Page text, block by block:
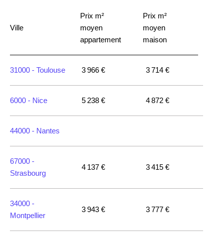
Ville
Prix m²
moyen
appartement
Prix m²
moyen
maison
31000 - Toulouse 3 966 € 3 714 €
6000 - Nice 5 238 € 4 872 €
44000 - Nantes
67000 -
Strasbourg
4 137 € 3 415 €
34000 -
Montpellier
3 943 € 3 777 €